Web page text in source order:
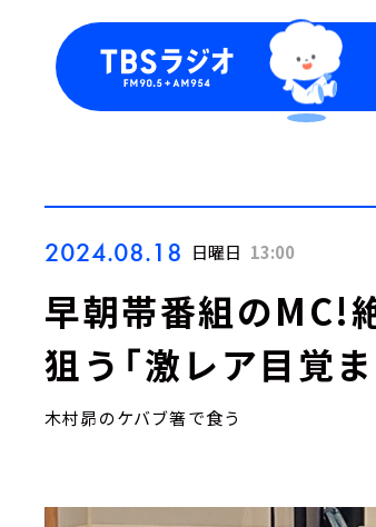
2024.08.18 日曜日 13:00
早朝帯番組のMC!
狙う「激レア目覚ま
木村昴のケバブ箸で食う